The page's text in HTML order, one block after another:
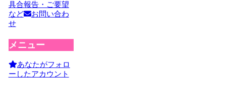
具合報告・ご要望
など
お問い合わ
せ
メニュー
あなたがフォロ
ーしたアカウント